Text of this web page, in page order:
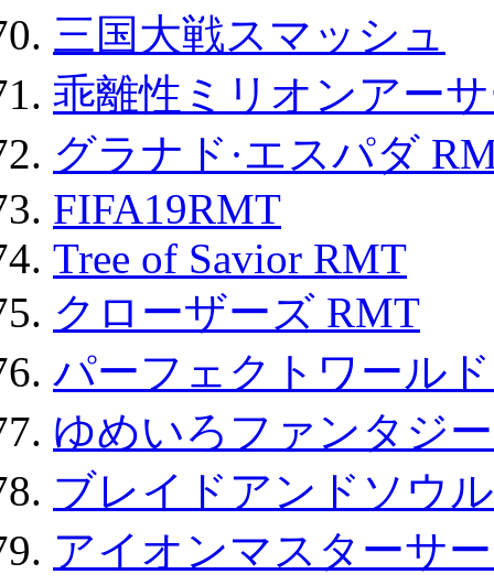
三国大戦スマッシュ
乖離性ミリオンアー
グラナド·エスパダ
FIFA19RMT
Tree of Savior RMT
クローザーズ RMT
パーフェクトワール
ゆめいろファンタジ
ブレイドアンドソウ
アイオンマスターサ